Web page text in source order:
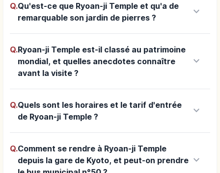
Q.Qu'est-ce que Ryoan-ji Temple et qu'a de
remarquable son jardin de pierres ?
keyboard_arrow_down
Q.Ryoan-ji Temple est-il classé au patrimoine
mondial, et quelles anecdotes connaître
avant la visite ?
keyboard_arrow_down
Q.Quels sont les horaires et le tarif d'entrée
de Ryoan-ji Temple ?
keyboard_arrow_down
Q.Comment se rendre à Ryoan-ji Temple
depuis la gare de Kyoto, et peut-on prendre keyboard_arrow_down